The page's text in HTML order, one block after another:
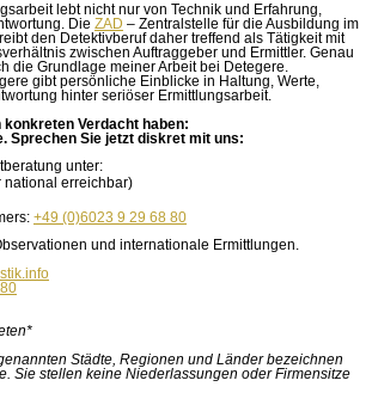
lebt nicht nur von Technik und Erfahrung,
Die ZAD – Zentralstelle für die Ausbildung im
den Detektivberuf daher treffend als Tätigkeit mit
zwischen Auftraggeber und Ermittler. Genau
die Grundlage meiner Arbeit bei Detegere.
konkreten Verdacht haben:
Sprechen Sie jetzt diskret mit uns:
unter:
national erreichbar)
+49 (0)6023 9 29 68 80
und internationale Ermittlungen.
Städte, Regionen und Länder bezeichnen
Sie stellen keine Niederlassungen oder Firmensitze